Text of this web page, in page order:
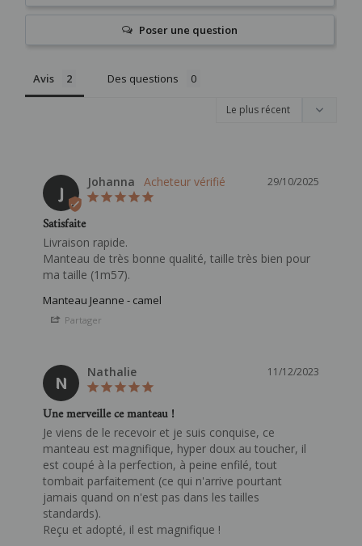
Poser une question
Avis Des questions
J
29/10/2025
Johanna
Satisfaite
Livraison rapide.
Manteau de très bonne qualité, taille très bien pour
ma taille (1m57).
Manteau Jeanne - camel
Partager
N
11/12/2023
Nathalie
Une merveille ce manteau !
Je viens de le recevoir et je suis conquise, ce
manteau est magnifique, hyper doux au toucher, il
est coupé à la perfection, à peine enfilé, tout
tombait parfaitement (ce qui n'arrive pourtant
jamais quand on n'est pas dans les tailles
standards).
Reçu et adopté, il est magnifique !